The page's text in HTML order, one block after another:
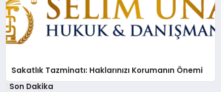
Sakatlık Tazminatı: Haklarınızı Korumanın Önemi
Son Dakika